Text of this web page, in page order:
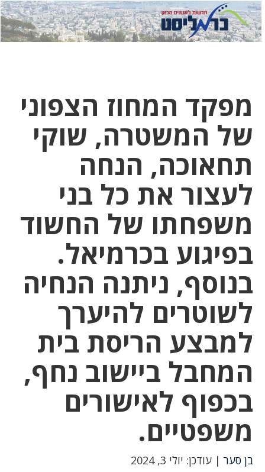
לחץ
כאן
לחץ
כדי
מפקד המחוז הצפוני
של המשטרה, שוקי
תחאוכה, הנחה
לעצור את כל בני
משפחתו של החשוד
בפיגוע בכרמיאל.
בנוסף, ניתנה הנחיה
לשוטרים להיערך
למבצע הריסת בית
המחבל ביישוב נחף,
בכפוף לאישורים
משפטיים.
בן סער | עודכן: יולי 3, 2024